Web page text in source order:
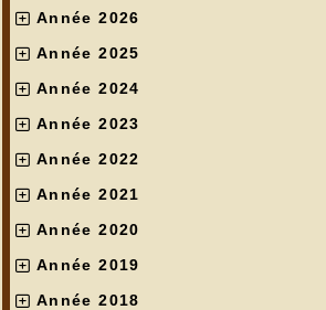
Année 2026
Année 2025
Année 2024
Année 2023
Année 2022
Année 2021
Année 2020
Année 2019
Année 2018